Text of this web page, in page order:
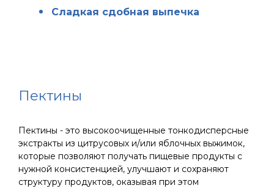
Сладкая сдобная выпечка
Пектины
Пектины - это высокоочищенные тонкодисперсные
экстракты из цитрусовых и/или яблочных выжимок,
которые позволяют получать пищевые продукты с
нужной консистенцией, улучшают и сохраняют
структуру продуктов, оказывая при этом